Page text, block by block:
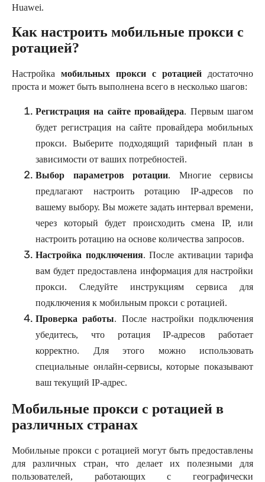
Huawei.
Как настроить мобильные прокси с
ротацией?
Настройка мобильных прокси с ротацией достаточно
проста и может быть выполнена всего в несколько шагов:
Регистрация на сайте провайдера. Первым шагом
будет регистрация на сайте провайдера мобильных
прокси. Выберите подходящий тарифный план в
зависимости от ваших потребностей.
Выбор параметров ротации. Многие сервисы
предлагают настроить ротацию IP-адресов по
вашему выбору. Вы можете задать интервал времени,
через который будет происходить смена IP, или
настроить ротацию на основе количества запросов.
Настройка подключения. После активации тарифа
вам будет предоставлена информация для настройки
прокси. Следуйте инструкциям сервиса для
подключения к мобильным прокси с ротацией.
Проверка работы. После настройки подключения
убедитесь, что ротация IP-адресов работает
корректно. Для этого можно использовать
специальные онлайн-сервисы, которые показывают
ваш текущий IP-адрес.
Мобильные прокси с ротацией в
различных странах
Мобильные прокси с ротацией могут быть предоставлены
для различных стран, что делает их полезными для
пользователей, работающих с географически